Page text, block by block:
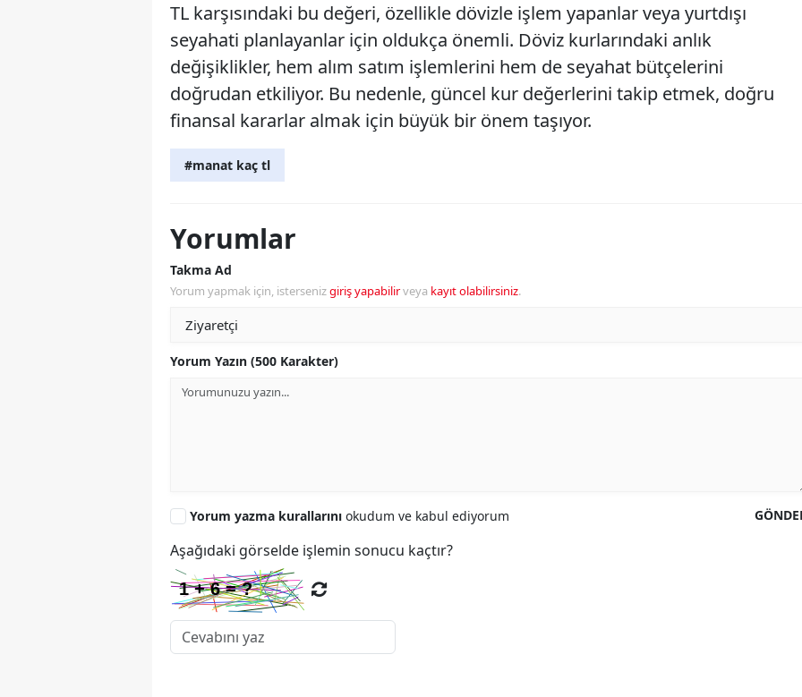
TL karşısındaki bu değeri, özellikle dövizle işlem yapanlar veya yurtdışı
seyahati planlayanlar için oldukça önemli. Döviz kurlarındaki anlık
değişiklikler, hem alım satım işlemlerini hem de seyahat bütçelerini
doğrudan etkiliyor. Bu nedenle, güncel kur değerlerini takip etmek, doğru
finansal kararlar almak için büyük bir önem taşıyor.
#manat kaç tl
Yorumlar
Takma Ad
Yorum yapmak için, istersenizgiriş yapabilirveya kayıt olabilirsiniz.
Yorum Yazın (500 Karakter)
Yorum yazma kurallarını okudum ve kabul ediyorum
Aşağıdaki görselde işlemin sonucu kaçtır?